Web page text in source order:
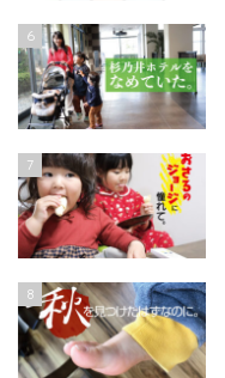
6
7
8